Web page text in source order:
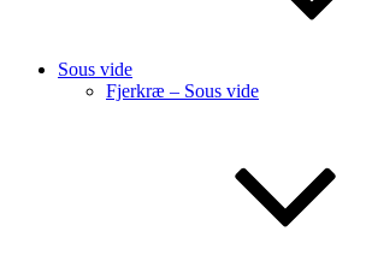
Sous vide
Fjerkræ – Sous vide